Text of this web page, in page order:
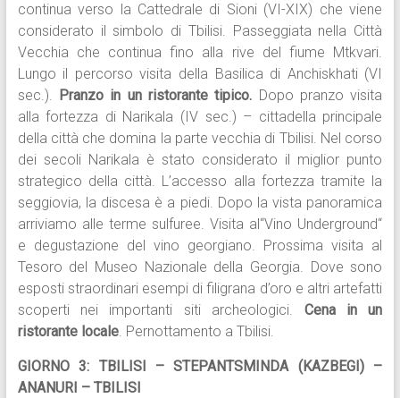
continua verso la Cattedrale di Sioni (VI-XIX) che viene
considerato il simbolo di Tbilisi. Passeggiata nella Città
Vecchia che continua fino alla rive del fiume Mtkvari.
Lungo il percorso visita della Basilica di Anchiskhati (VI
sec.). Pranzo in un ristorante tipico. Dopo pranzo visita
alla fortezza di Narikala (IV sec.) – cittadella principale
della città che domina la parte vecchia di Tbilisi. Nel corso
dei secoli Narikala è stato considerato il miglior punto
strategico della città. L’accesso alla fortezza tramite la
seggiovia, la discesa è a piedi. Dopo la vista panoramica
arriviamo alle terme sulfuree. Visita al“Vino Underground“
e degustazione del vino georgiano. Prossima visita al
Tesoro del Museo Nazionale della Georgia. Dove sono
esposti straordinari esempi di filigrana d’oro e altri artefatti
scoperti nei importanti siti archeologici. Cena in un
ristorante locale. Pernottamento a Tbilisi.
GIORNO 3: TBILISI – STEPANTSMINDA (KAZBEGI) –
ANANURI – TBILISI